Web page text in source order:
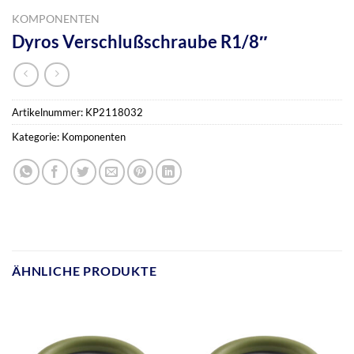
KOMPONENTEN
Dyros Verschlußschraube R1/8″
Artikelnummer: KP2118032
Kategorie: Komponenten
ÄHNLICHE PRODUKTE